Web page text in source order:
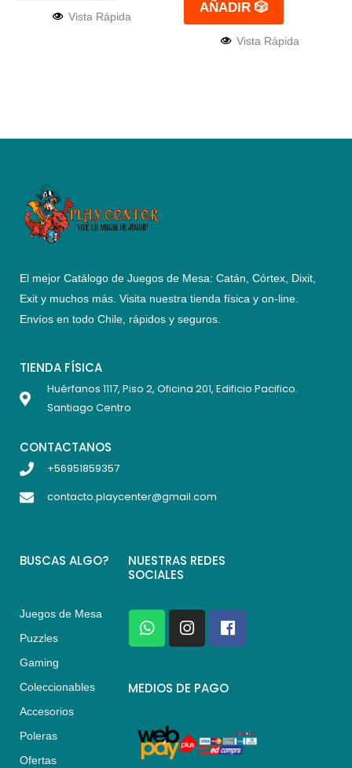
Vista Rápida
AÑADIR 🎲
Vista Rápida
El mejor Catálogo de Juegos de Mesa: Catán, Córtex, Dixit,
Exit y muchos más. Visita nuestra tienda física y on-line.
Envíos en todo Chile, rápidos y seguros
TIENDA FÍSICA
Huérfanos 1117, Piso 2, Oficina 201, Edificio Pacifico.
Santiago Centro
CONTACTANOS
+56951859357
contacto.playcenter@gmail.com
BUSCAS ALGO?
Juegos de Mesa
Puzzles
Gaming
Coleccionables
Accesorios
Poleras
Ofertas
NUESTRAS REDES
SOCIALES
W
h
a
s
p
I
n
s
a
a
m
F
a
c
b
k
MEDIOS DE PAGO